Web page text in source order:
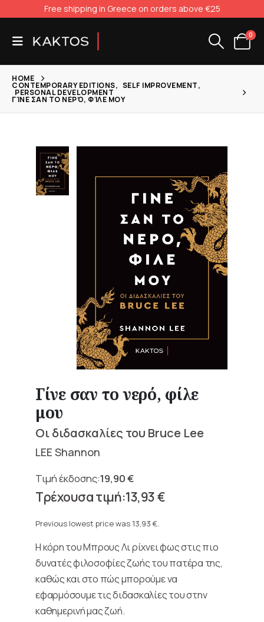
Free shipping in Greece on orders above €25
0
HOME
CONTEMPORARY EDITIONS, SELF IMPROVEMENT,
PERSONAL DEVELOPMENT
ΓΊΝΕ ΣΑΝ ΤΟ ΝΕΡΌ, ΦΊΛΕ ΜΟΥ
Γίνε σαν το νερό, φίλε
μου
Οι διδασκαλίες του Bruce Lee
LEE Shannon
19,90€
Original
price
19,90 €.
13,93€
price
13,93 €.
Previous lowest price was 13,93 €.
Η κόρη του Μπρους Λι ρίχνει φως στις πιο
δυνατές φιλοσοφίες ζωής του πατέρα της,
καθώς και στο πώς μπορούμε να
εφαρμόσουμε τις διδασκαλίες του στην
καθημερινή μας ζωή.